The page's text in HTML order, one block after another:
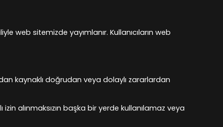
web sitemizde yayımlanır. Kullanıcıların web
kaynaklı doğrudan veya dolaylı zararlardan
alınmaksızın başka bir yerde kullanılamaz veya